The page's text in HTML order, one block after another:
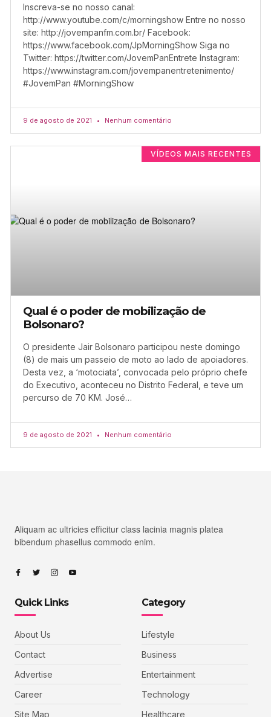
Inscreva-se no nosso canal:
http://www.youtube.com/c/morningshow Entre no nosso
site: http://jovempanfm.com.br/ Facebook:
https://www.facebook.com/JpMorningShow Siga no
Twitter: https://twitter.com/JovemPanEntrete Instagram:
https://www.instagram.com/jovempanentretenimento/
#JovemPan #MorningShow
9 de agosto de 2021 Nenhum comentário
VÍDEOS MAIS RECENTES
Qual é o poder de mobilização de
Bolsonaro?
O presidente Jair Bolsonaro participou neste domingo
(8) de mais um passeio de moto ao lado de apoiadores.
Desta vez, a ‘motociata’, convocada pelo próprio chefe
do Executivo, aconteceu no Distrito Federal, e teve um
percurso de 70 KM. José…
9 de agosto de 2021 Nenhum comentário
Aliquam ac ultricies efficitur class lacinia magnis platea
bibendum phasellus commodo enim.
Quick Links
About Us
Contact
Advertise
Career
Site Map
Category
Lifestyle
Business
Entertainment
Technology
Healthcare